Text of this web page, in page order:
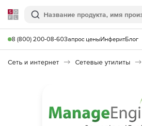
Softline
Поиск
8 (800) 200-08-60Запрос ценыИнферитБлог
Сеть и интернет Сетевые утилиты